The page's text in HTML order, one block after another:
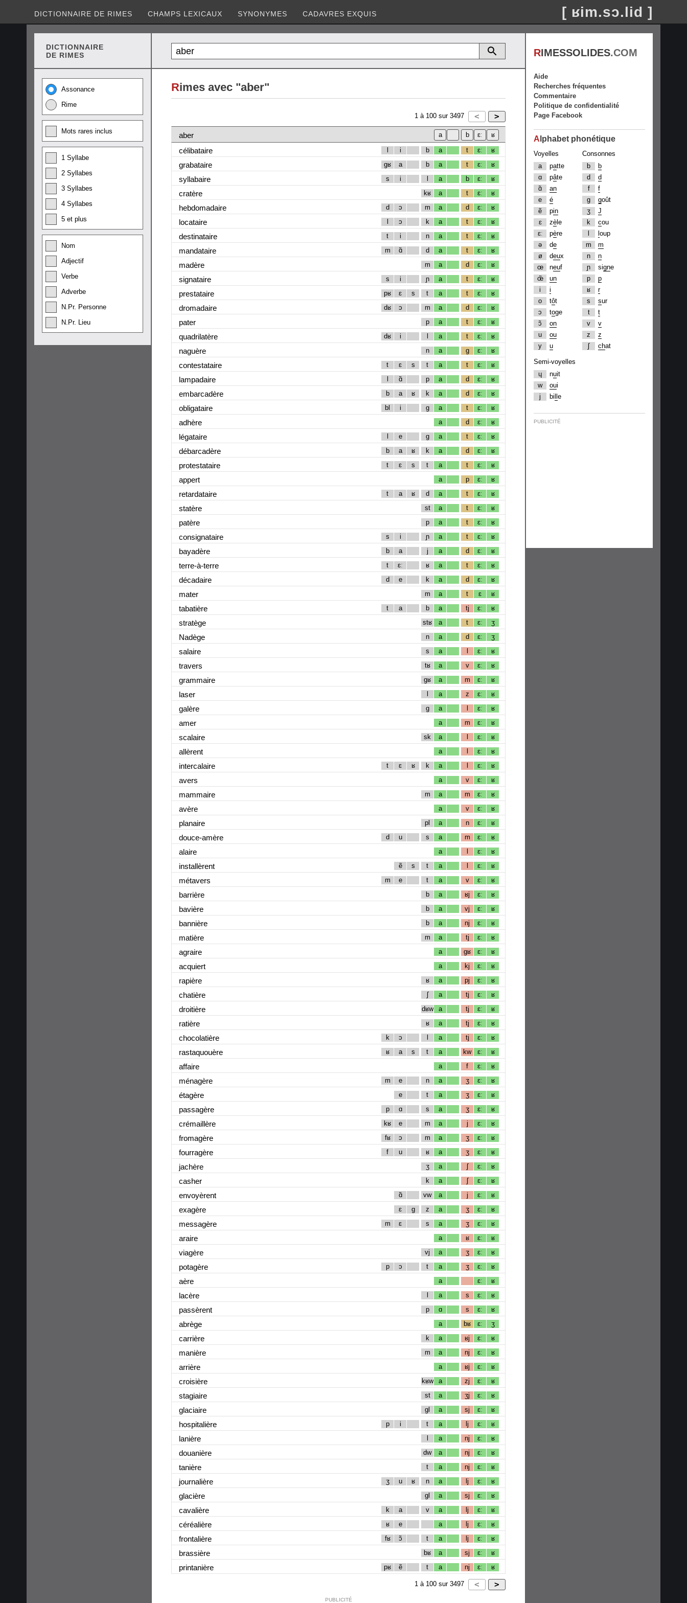
DICTIONNAIRE DE RIMES CHAMPS LEXICAUX SYNONYMES CADAVRES EXQUIS [ ʁim.sɔ.lid ]
DICTIONNAIRE
DE RIMES
Assonance
Rime
Mots rares inclus
1 Syllabe
2 Syllabes
3 Syllabes
4 Syllabes
5 et plus
Nom
Adjectif
Verbe
Adverbe
N.Pr. Personne
N.Pr. Lieu
Rimes avec "aber"
1 à 100 sur 3497
aber
célibataire
l i b a t ɛː ʁ
grabataire gʁ a b a t ɛː ʁ
syllabaire s i l a b ɛː ʁ
cratère kʁ a t ɛː ʁ
hebdomadaire d ɔ m a d ɛː ʁ
locataire l ɔ k a t ɛː ʁ
destinataire t i n a t ɛː ʁ
mandataire m ɑ̃ d a t ɛː ʁ
madère m a d ɛː ʁ
signataire s i ɲ a t ɛː ʁ
prestataire pʁ ɛ s t a t ɛː ʁ
dromadaire dʁ ɔ m a d ɛː ʁ
pater p a t ɛː ʁ
quadrilatère dʁ i l a t ɛː ʁ
naguère n a g ɛː ʁ
contestataire t ɛ s t a t ɛː ʁ
lampadaire l ɑ̃ p a d ɛː ʁ
embarcadère b a ʁ k a d ɛː ʁ
obligataire bl i g a t ɛː ʁ
adhère a d ɛː ʁ
légataire l e g a t ɛː ʁ
débarcadère b a ʁ k a d ɛː ʁ
protestataire t ɛ s t a t ɛː ʁ
appert a p ɛː ʁ
retardataire t a ʁ d a t ɛː ʁ
statère st a t ɛː ʁ
patère p a t ɛː ʁ
consignataire s i ɲ a t ɛː ʁ
bayadère b a j a d ɛː ʁ
terre-à-terre t ɛː ʁ a t ɛː ʁ
décadaire d e k a d ɛː ʁ
mater m a t ɛ ʁ
tabatière t a b a tj ɛː ʁ
stratège stʁ a t ɛː ʒ
Nadège n a d ɛː ʒ
salaire s a l ɛː ʁ
travers tʁ a v ɛː ʁ
grammaire gʁ a m ɛː ʁ
laser l a z ɛː ʁ
galère g a l ɛː ʁ
amer a m ɛː ʁ
scalaire sk a l ɛː ʁ
allèrent a l ɛː ʁ
intercalaire t ɛ ʁ k a l ɛː ʁ
avers a v ɛː ʁ
mammaire m a m ɛː ʁ
avère a v ɛː ʁ
planaire pl a n ɛː ʁ
douce-amère d u s a m ɛː ʁ
alaire a l ɛː ʁ
installèrent ẽ s t a l ɛː ʁ
métavers m e t a v ɛː ʁ
barrière b a ʁj ɛː ʁ
bavière b a vj ɛː ʁ
bannière b a nj ɛː ʁ
matière m a tj ɛː ʁ
agraire a gʁ ɛː ʁ
acquiert a kj ɛː ʁ
rapière ʁ a pj ɛː ʁ
chatière ʃ a tj ɛː ʁ
droitière dʁw a tj ɛː ʁ
ratière ʁ a tj ɛː ʁ
chocolatière k ɔ l a tj ɛː ʁ
rastaquouère ʁ a s t a kw ɛː ʁ
affaire a f ɛː ʁ
ménagère m e n a ʒ ɛː ʁ
étagère e t a ʒ ɛː ʁ
passagère p ɑ s a ʒ ɛː ʁ
crémaillère kʁ e m a j ɛː ʁ
fromagère fʁ ɔ m a ʒ ɛː ʁ
fourragère f u ʁ a ʒ ɛː ʁ
jachère ʒ a ʃ ɛː ʁ
casher k a ʃ ɛː ʁ
envoyèrent ɑ̃ vw a j ɛː ʁ
exagère ɛ g z a ʒ ɛː ʁ
messagère m ɛ s a ʒ ɛː ʁ
araire a ʁ ɛː ʁ
viagère vj a ʒ ɛː ʁ
potagère p ɔ t a ʒ ɛː ʁ
aère a ɛː ʁ
lacère l a s ɛː ʁ
passèrent p ɑ s ɛː ʁ
abrège a bʁ ɛː ʒ
carrière k a ʁj ɛː ʁ
manière m a nj ɛː ʁ
arrière a ʁj ɛː ʁ
croisière kʁw a zj ɛː ʁ
stagiaire st a ʒj ɛː ʁ
glaciaire gl a sj ɛː ʁ
hospitalière p i t a lj ɛː ʁ
lanière l a nj ɛː ʁ
douanière dw a nj ɛː ʁ
tanière t a nj ɛː ʁ
journalière ʒ u ʁ n a lj ɛː ʁ
glacière gl a sj ɛː ʁ
cavalière k a v a lj ɛː ʁ
céréalière ʁ e a lj ɛː ʁ
frontalière fʁ ɔ̃ t a lj ɛː ʁ
brassière bʁ a sj ɛː ʁ
printanière pʁ ẽ t a nj ɛː ʁ
1 à 100 sur 3497
PUBLICITÉ
RIMESSOLIDES.COM
Aide
Recherches fréquentes
Commentaire
Politique de confidentialité
Page Facebook
A lphabet phonétique
Voyelles
a
patte
ɑ
pâte
ɑ̃
an
e
é
ẽ
pin
ɛ
zè le
ɛː
père
ə
de
ø
deux
œ
neuf
œ̃
un
i
i
o
tôt
ɔ
toge
ɔ̃
on
u
ou
y
u
Consonnes
b
b
d
d
f
f
g
goût
ʒ
J
k
cou
oup
m
m
n
n
ɲ
signe
p
p
ʁ
r
s
sur
t
t
v
v
z
z
ʃ
chat
Semi-voyelles
ɥ
nuit
w
oui
j
bi e
PUBLICITÉ